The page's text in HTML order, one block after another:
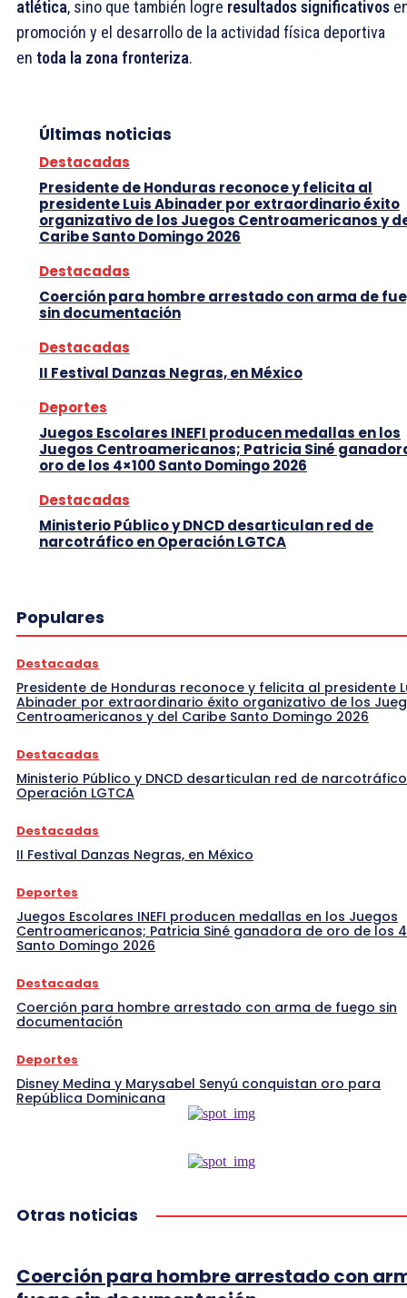
atlética, sino que también logre resultados significativos
promoción y el desarrollo de la actividad física deportiva
en toda la zona fronteriza.
Últimas noticias
Destacadas
Presidente de Honduras reconoce y felicita al
presidente Luis Abinader por extraordinario éxito
organizativo de los Juegos Centroamericanos y
Caribe Santo Domingo 2026
Destacadas
Coerción para hombre arrestado con arma de
sin documentación
Destacadas
II Festival Danzas Negras, en México
Deportes
Juegos Escolares INEFI producen medallas en los
Juegos Centroamericanos; Patricia Siné
oro de los 4×100 Santo Domingo 2026
Destacadas
Ministerio Público y DNCD desarticulan red de
narcotráfico en Operación LGTCA
Populares
Destacadas
Presidente de Honduras reconoce y felicita al presidente
Abinader por extraordinario éxito organizativo de los
Centroamericanos y del Caribe Santo Domingo 2026
Destacadas
Ministerio Público y DNCD desarticulan red de
Operación LGTCA
Destacadas
II Festival Danzas Negras, en México
Deportes
Juegos Escolares INEFI producen medallas en los Juegos
Centroamericanos; Patricia Siné ganadora de oro de los
Santo Domingo 2026
Destacadas
Coerción para hombre arrestado con arma de fuego sin
documentación
Deportes
Disney Medina y Marysabel Senyú conquistan oro para
República Dominicana
Otras noticias
Coerción para hombre arrestado con